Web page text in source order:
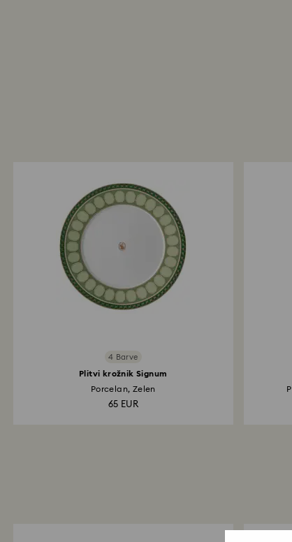
4 Barve
Plitvi krožnik Signum
Porcelan, Zelen
65 EUR